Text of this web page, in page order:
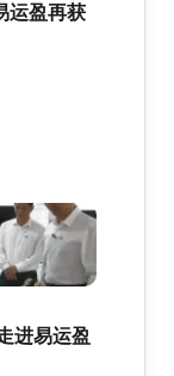
运盈再获
进易运盈